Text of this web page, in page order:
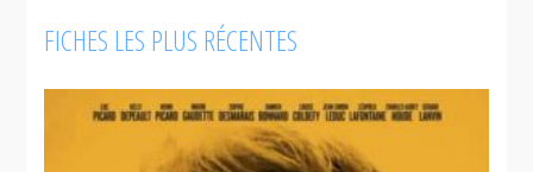
Fantastica
FICHES LES PLUS RÉCENTES